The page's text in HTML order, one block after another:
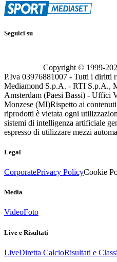
Seguici su
Copyright © 1999-
P.Iva 03976881007 - Tutti i diritti
Mediamond S.p.A. - RTI S.p.A.,
Amsterdam (Paesi Bassi) - Uffici
Monzese (MI)Rispetto ai
riprodotti è vietata ogni
sistemi di intelligenza artificiale
espresso di utilizzare mezzi
Legal
CorporatePrivacy PolicyCookie
Media
VideoFoto
Live e Risultati
LiveDiretta CalcioRisultati e